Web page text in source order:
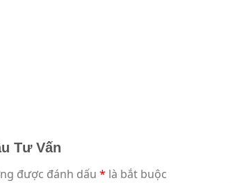
Tư Vấn
được đánh dấu * là bắt buộc